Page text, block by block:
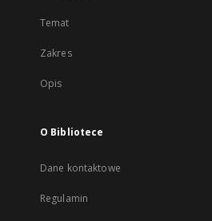
Temat
Zakres
Opis
O Bibliotece
Dane kontaktowe
Regulamin